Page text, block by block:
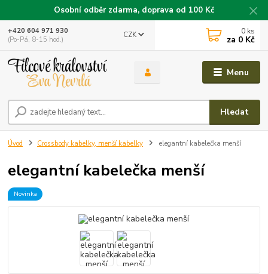
Osobní odběr zdarma, doprava od 100 Kč
Menu
CZK
Hledat
+420 604 971 930
(Po-Pá, 8-15 hod.)
0 ks
za 0 Kč
Úvod Crossbody kabelky, menší kabelky elegantní kabelečka menší
elegantní kabelečka menší
Novinka